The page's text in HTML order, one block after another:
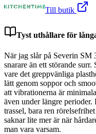
Till butik
Tyst uthållare för
När jag slår på Severin SM
snarare än ett störande
vare det greppvänliga
lätt genom soppor och
att vibrationerna är
även under längre
trassel, bara ren
saknar lite mer är när
man vara varsam.